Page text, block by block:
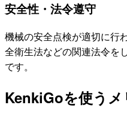
安全性・法令遵守
機械の安全点検が適切に行
全衛生法などの関連法令を
です。
KenkiGoを使うメ